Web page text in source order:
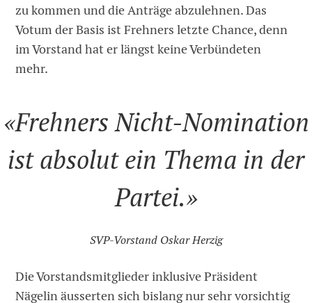
zu kommen und die Anträge abzulehnen. Das
Votum der Basis ist Frehners letzte Chance, denn
im Vorstand hat er längst keine Verbündeten
mehr.
«Frehners Nicht-Nomination
ist absolut ein Thema in der
Partei.»
SVP-Vorstand Oskar Herzig
Die Vorstandsmitglieder inklusive Präsident
Nägelin äusserten sich bislang nur sehr vorsichtig